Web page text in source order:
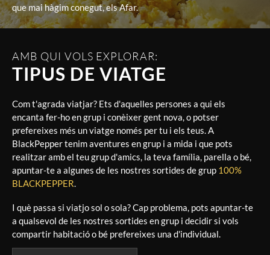
que mai hàgim conegut, els Afar.
AMB QUI VOLS EXPLORAR:
TIPUS DE VIATGE
Com t'agrada viatjar? Ets d'aquelles persones a qui els
encanta fer-ho en grup i conèixer gent nova, o potser
prefereixes més un viatge només per tu i els teus. A
BlackPepper tenim aventures en grup i a mida i que pots
realitzar amb el teu grup d'amics, la teva família, parella o bé,
apuntar-te a algunes de les nostres sortides de grup 100%
BLACKPEPPER.
I què passa si viatjo sol o sola? Cap problema, pots apuntar-te
a qualsevol de les nostres sortides en grup i decidir si vols
compartir habitació o bé prefereixes una d'individual.